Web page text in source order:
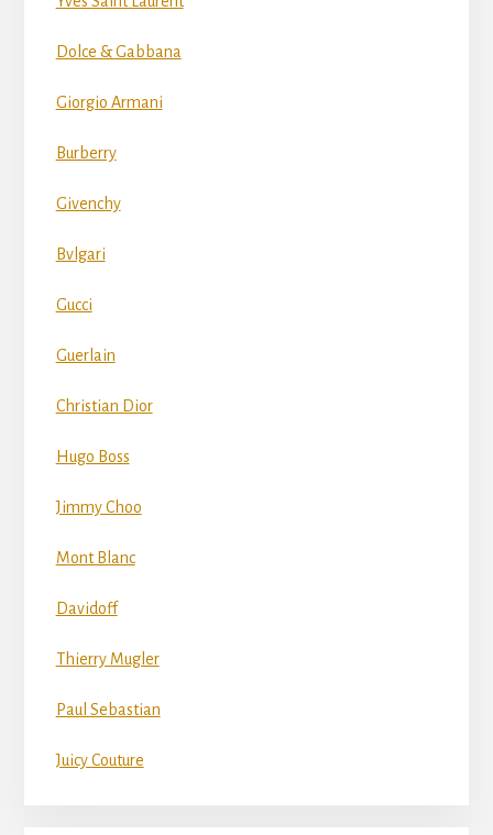
Dolce & Gabbana
Giorgio Armani
Burberry
Givenchy
Bvlgari
Gucci
Guerlain
Christian Dior
Hugo Boss
Jimmy Choo
Mont Blanc
Davidoff
Thierry Mugler
Paul Sebastian
Juicy Couture